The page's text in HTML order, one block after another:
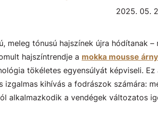
2025. 05.
meleg tónusú hajszínek újra hódítanak
hajszíntrendje a mokka mousse
tökéletes egyensúlyát képviseli.
izgalmas kihívás a fodrászok számára:
alkalmazkodik a vendégek változatos